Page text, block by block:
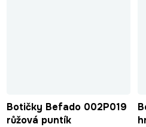
Botičky Befado 002P019
růžová puntík